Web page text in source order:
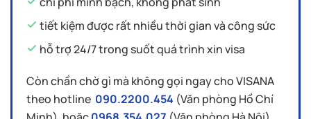
tiết kiệm được rất nhiều thời gian và công sức
hỗ trợ 24/7 trong suốt quá trình xin visa
Còn chần chờ gì mà không gọi ngay cho VISANA
theo hotline 090.2200.454 (Văn phòng Hồ Chí